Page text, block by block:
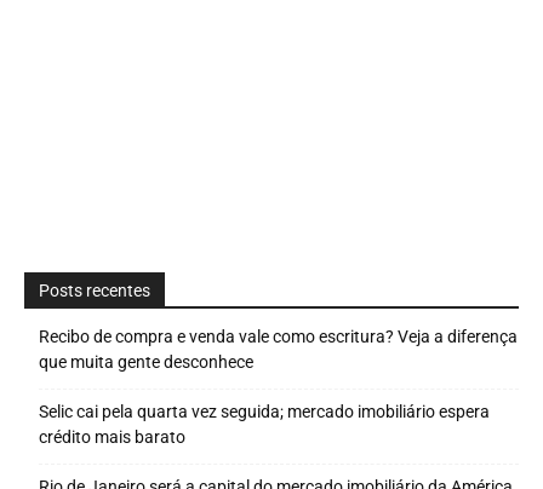
Posts recentes
Recibo de compra e venda vale como escritura? Veja a diferença
que muita gente desconhece
Selic cai pela quarta vez seguida; mercado imobiliário espera
crédito mais barato